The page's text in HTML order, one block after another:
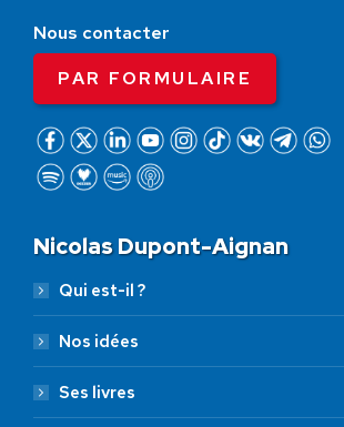
Nous contacter
PAR FORMULAIRE
Nicolas Dupont-Aignan
Qui est-il ?
Nos idées
Ses livres